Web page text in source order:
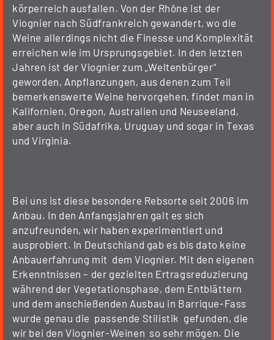
körperreich ausfallen. Von der Rhône ist der
Viognier nach Südfrankreich gewandert, wo die
Weine allerdings nicht die Finesse und Komplexität
erreichen wie im Ursprungsgebiet. In den letzten
Jahren ist der Viognier zum „Weltenbürger“
geworden, Anpflanzungen, aus denen zum Teil
bemerkenswerte Weine hervorgehen, findet man in
Kalifornien, Oregon, Australien und Neuseeland,
aber auch in Südafrika, Uruguay und sogar in Texas
und Virginia.
Bei uns ist diese besondere Rebsorte seit 2006 im
Anbau. In den Anfangsjahren galt es sich
anzufreunden, wir haben experimentiert und
ausprobiert. In Deutschland gab es bis dato keine
Anbauerfahrung mit dem Viognier. Mit den eigenen
Erkenntnissen – der gezielten Ertragsreduzierung
während der Vegetationsphase, dem Entblättern
und dem anschießenden Ausbau in Barrique-Fass
wurde genau die passende Stilistik gefunden, die
wir bei den Viognier-Weinen so sehr mögen. Die